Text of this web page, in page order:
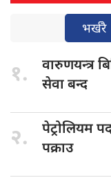
भर्खरै
१. वारुणयन्त्र
सेवा बन्द
२. पेट्रोलियम
पक्राउ